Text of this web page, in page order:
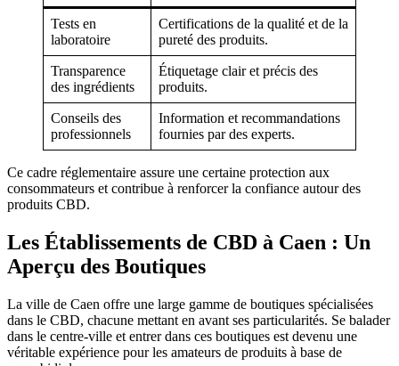
Tests en
laboratoire
Certifications de la qualité et de la
pureté des produits.
Transparence
des ingrédients
Étiquetage clair et précis des
produits.
Conseils des
professionnels
Information et recommandations
fournies par des experts.
Ce cadre réglementaire assure une certaine protection aux
consommateurs et contribue à renforcer la confiance autour des
produits CBD.
Les Établissements de CBD à Caen : Un
Aperçu des Boutiques
La ville de Caen offre une large gamme de boutiques spécialisées
dans le CBD, chacune mettant en avant ses particularités. Se balader
dans le centre-ville et entrer dans ces boutiques est devenu une
véritable expérience pour les amateurs de produits à base de